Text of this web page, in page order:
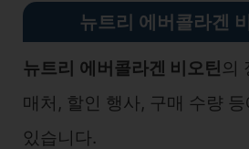
뉴트리 에버콜라겐
뉴트리 에버콜라겐 비오틴의
매처, 할인 행사, 구매 수량
있습니다.